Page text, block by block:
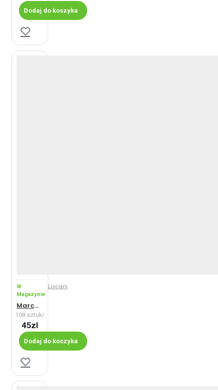
Dodaj do koszyka
W
Magazynie
Lisciani
Marchewka w parku - Maxi
108 sztuki
45zl
Dodaj do koszyka